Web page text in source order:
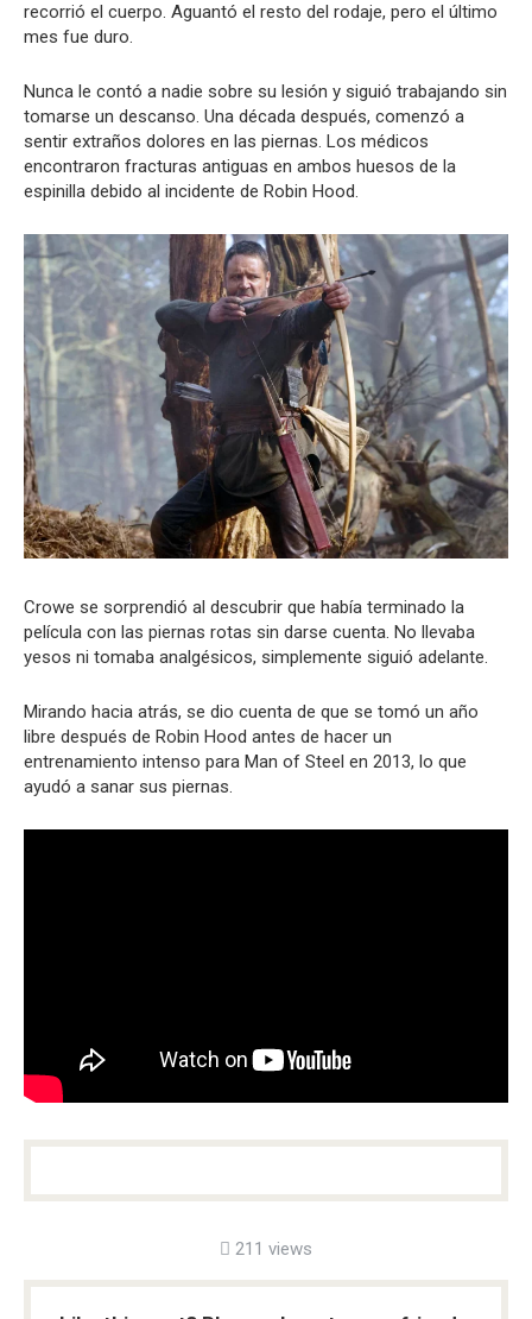
recorrió el cuerpo. Aguantó el resto del rodaje, pero el último
mes fue duro.
Nunca le contó a nadie sobre su lesión y siguió trabajando sin
tomarse un descanso. Una década después, comenzó a
sentir extraños dolores en las piernas. Los médicos
encontraron fracturas antiguas en ambos huesos de la
espinilla debido al incidente de Robin Hood.
Crowe se sorprendió al descubrir que había terminado la
película con las piernas rotas sin darse cuenta. No llevaba
yesos ni tomaba analgésicos, simplemente siguió adelante.
Mirando hacia atrás, se dio cuenta de que se tomó un año
libre después de Robin Hood antes de hacer un
entrenamiento intenso para Man of Steel en 2013, lo que
ayudó a sanar sus piernas.
211 views